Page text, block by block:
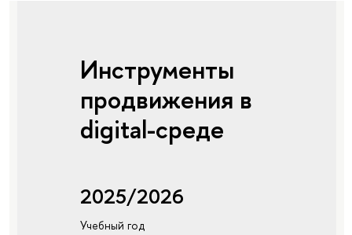
Инструменты
продвижения в
digital-среде
2025/2026
Учебный год